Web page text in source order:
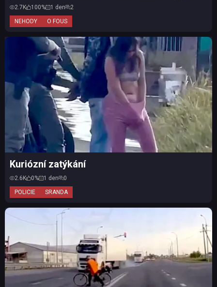
NEHODY O FOUS
nárazem auta
2.7K 100% 1 den 2
POLICIE SRANDA
Kuriózní zatýkání
2.6K 0% 1 den 0